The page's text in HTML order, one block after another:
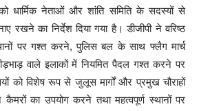
धार्मिक नेताओं और शांति समिति के सदस्यों से
रखने का निर्देश दिया गया है। डीजीपी ने वरिष्ठ
पर गश्त करने, पुलिस बल के साथ फ्लैग मार्च
वाले इलाकों में नियमित पैदल गश्त करने पर
को विशेष रूप से जुलूस मार्गों और प्रमुख चौराहों
कैमरों का उपयोग करने तथा महत्वपूर्ण स्थानों पर